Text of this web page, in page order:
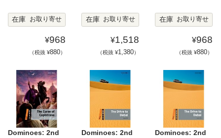
在庫 お取り寄せ
¥968
（税抜 ¥880）
在庫 お取り寄せ
¥1,518
（税抜 ¥1,380）
在庫 お取り寄せ
¥968
（税抜 ¥880）
Dominoes: 2nd
Dominoes: 2nd
Dominoes: 2nd